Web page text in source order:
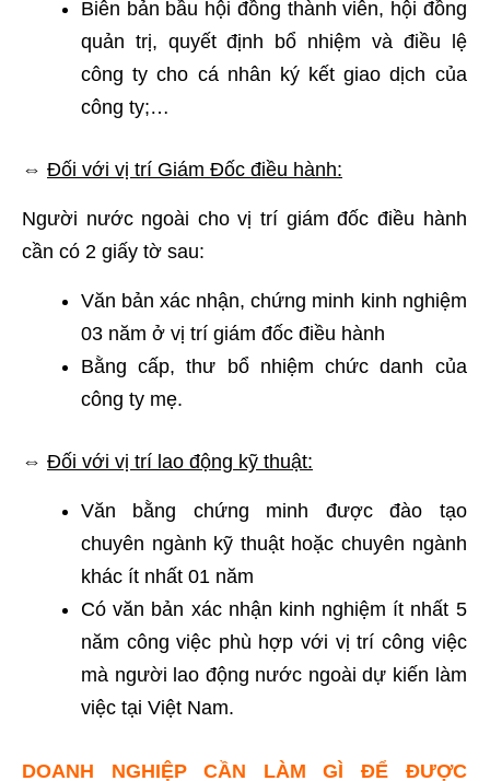
Biên bản bầu hội đồng thành viên, hội đồng
quản trị, quyết định bổ nhiệm và điều lệ
công ty cho cá nhân ký kết giao dịch của
công ty;…
⇔ Đối với vị trí Giám Đốc điều hành:
Người nước ngoài cho vị trí giám đốc điều hành
cần có 2 giấy tờ sau:
Văn bản xác nhận, chứng minh kinh nghiệm
03 năm ở vị trí giám đốc điều hành
Bằng cấp, thư bổ nhiệm chức danh của
công ty mẹ.
⇔ Đối với vị trí lao động kỹ thuật:
Văn bằng chứng minh được đào tạo
chuyên ngành kỹ thuật hoặc chuyên ngành
khác ít nhất 01 năm
Có văn bản xác nhận kinh nghiệm ít nhất 5
năm công việc phù hợp với vị trí công việc
mà người lao động nước ngoài dự kiến làm
việc tại Việt Nam.
DOANH NGHIỆP CẦN LÀM GÌ ĐỂ ĐƯỢC